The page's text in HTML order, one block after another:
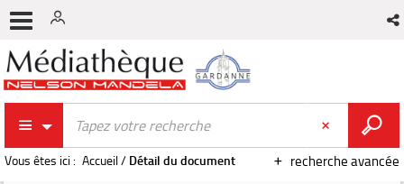
recherche avancée
Vous êtes ici : Accueil/ Détail du document